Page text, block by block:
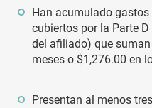
Han acumulado
cubiertos por la Parte
del afiliado) que
meses o $1,276.00 en
Presentan al menos